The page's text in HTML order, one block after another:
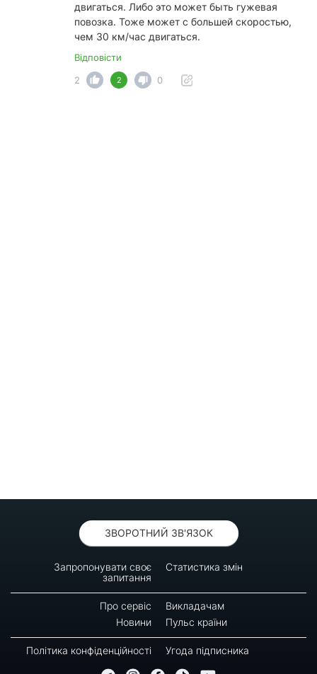
двигаться. Либо это может быть гужевая
повозка. Тоже может с большей скоростью,
чем 30 км/час двигаться.
Відповісти
2
2 0
ЗВОРОТНИЙ ЗВ'ЯЗОК
Запропонувати своє
запитання
Статистика змін
Про сервіс
Викладачам
Новини
Пульс країни
Політика конфіденційності Угода підписника